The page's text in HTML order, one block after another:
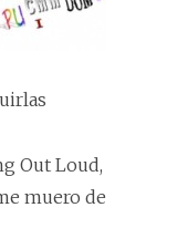
Out Loud,
muero de